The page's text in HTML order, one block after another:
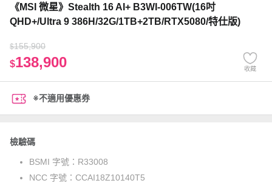
《MSI 微星》Stealth 16 AI+ B3WI-006TW(16吋
QHD+/Ultra 9 386H/32G/1TB+2TB/RTX5080/特仕版)
$155,900
$138,900 收藏
※不適用優惠券
檢驗碼
BSMI 字號： R33008
NCC 字號： CCAI18Z10140T5